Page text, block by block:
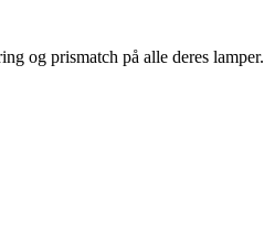
og prismatch på alle deres lamper.